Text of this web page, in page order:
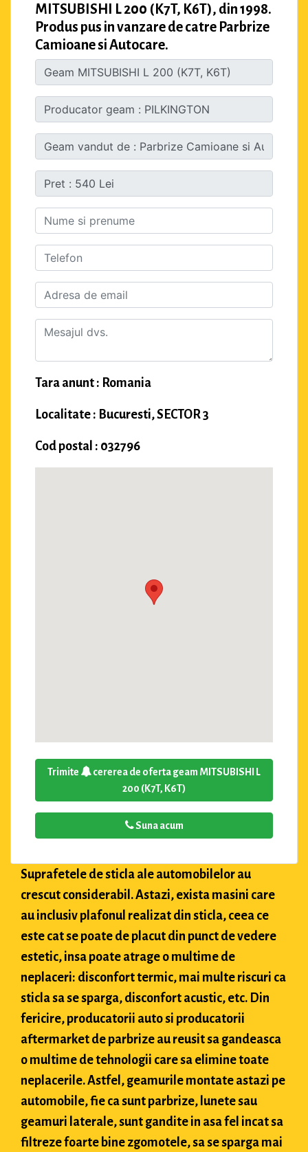
MITSUBISHI L 200 (K7T, K6T), din 1998.
Produs pus in vanzare de catre Parbrize
Camioane si Autocare.
Tara anunt : Romania
Localitate : Bucuresti, SECTOR 3
Cod postal : 032796
Trimite
cererea de oferta geam MITSUBISHI L
200 (K7T, K6T)
Suna acum
Suprafetele de sticla ale automobilelor au
crescut considerabil. Astazi, exista masini care
au inclusiv plafonul realizat din sticla, ceea ce
este cat se poate de placut din punct de vedere
estetic, insa poate atrage o multime de
neplaceri: disconfort termic, mai multe riscuri ca
sticla sa se sparga, disconfort acustic, etc. Din
fericire, producatorii auto si producatorii
aftermarket de parbrize au reusit sa gandeasca
o multime de tehnologii care sa elimine toate
neplacerile. Astfel, geamurile montate astazi pe
automobile, fie ca sunt parbrize, lunete sau
geamuri laterale, sunt gandite in asa fel incat sa
filtreze foarte bine zgomotele, sa se sparga mai